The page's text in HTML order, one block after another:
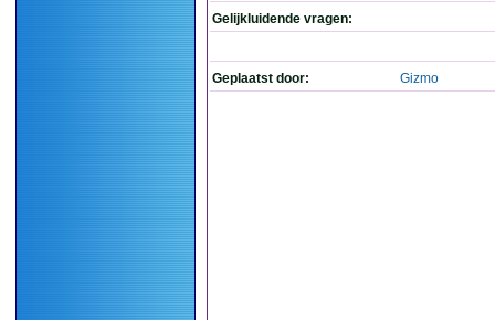
Gelijkluidende vragen:
Geplaatst door: Gizmo